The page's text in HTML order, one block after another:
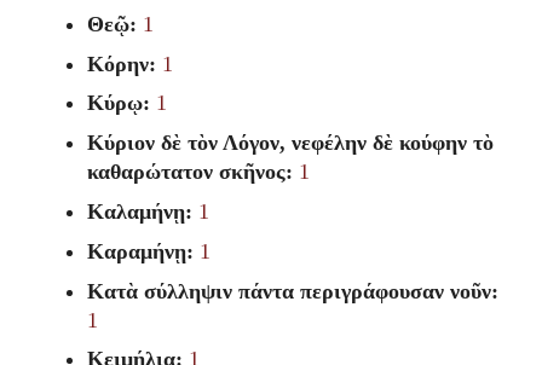
Θεῷ: 1
Κόρην: 1
Κύρῳ: 1
Κύριον δὲ τὸν Λόγον, νεφέλην δὲ κούφην τὸ
καθαρώτατον σκῆνος: 1
Καλαμήνῃ: 1
Καραμήνῃ: 1
Κατὰ σύλληψιν πάντα περιγράφουσαν νοῦν:
1
Κειμήλια: 1